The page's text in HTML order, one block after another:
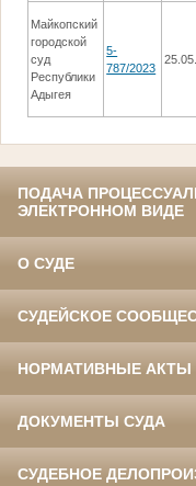
Майкопский
городской
суд
Республики
Адыгея
5-
787/2023
ПОДАЧА
ЭЛЕКТРОННОМ ВИДЕ
О СУДЕ
СУДЕЙСКОЕ
НОРМАТИВНЫЕ АКТЫ
ДОКУМЕНТЫ СУДА
СУДЕБНОЕ